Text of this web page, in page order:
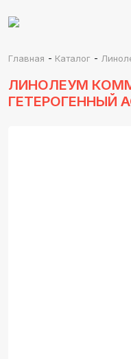
Главная - Каталог -
ЛИНОЛЕУМ
ГЕТЕРОГЕННЫЙ